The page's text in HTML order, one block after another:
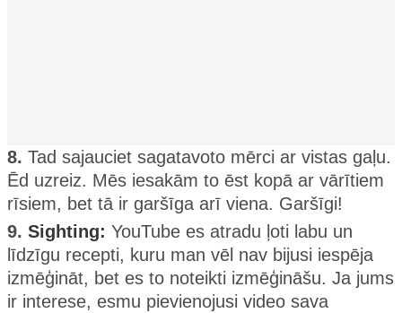
8. Tad sajauciet sagatavoto mērci ar vistas gaļu.
Ēd uzreiz. Mēs iesakām to ēst kopā ar vārītiem
rīsiem, bet tā ir garšīga arī viena. Garšīgi!
9. Sighting: YouTube es atradu ļoti labu un
līdzīgu recepti, kuru man vēl nav bijusi iespēja
izmēģināt, bet es to noteikti izmēģināšu. Ja jums
ir interese, esmu pievienojusi video sava